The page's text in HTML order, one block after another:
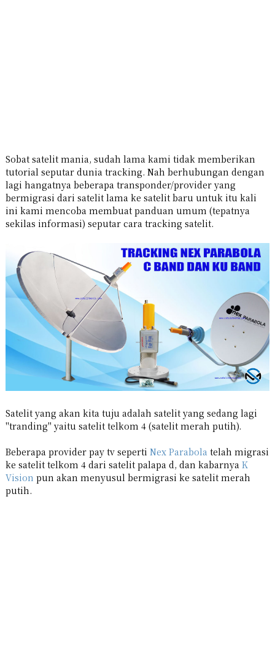
Sobat satelit mania, sudah lama kami tidak memberikan
tutorial seputar dunia tracking. Nah berhubungan dengan
lagi hangatnya beberapa transponder/provider yang
bermigrasi dari satelit lama ke satelit baru untuk itu kali
ini kami mencoba membuat panduan umum (tepatnya
sekilas informasi) seputar cara tracking satelit.
Satelit yang akan kita tuju adalah satelit yang sedang lagi
"tranding" yaitu satelit telkom 4 (satelit merah putih).
Beberapa provider pay tv seperti Nex Parabolatelah migrasi
ke satelit telkom 4 dari satelit palapa d, dan kabarnya K
Vision pun akan menyusul bermigrasi ke satelit merah
putih.